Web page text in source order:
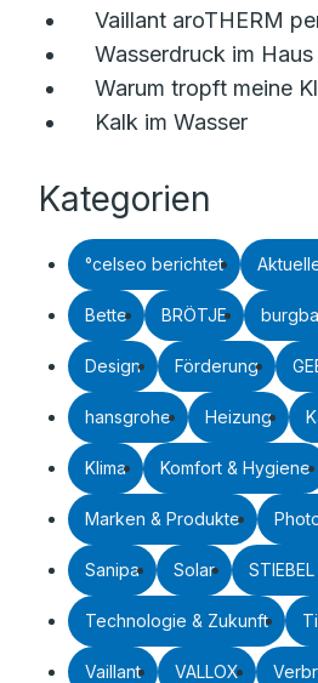
Vaillant aroTHERM
Wasserdruck im
Warum tropft meine
Kalk im Wasser
Kategorien
°celseo berichtet
Bette BRÖTJE
Design Förderung
hansgrohe Heizung
Klima Komfort & Hygiene
Marken & Produkte
Sanipa Solar
Technologie & Zukunft
Vaillant VALLOX